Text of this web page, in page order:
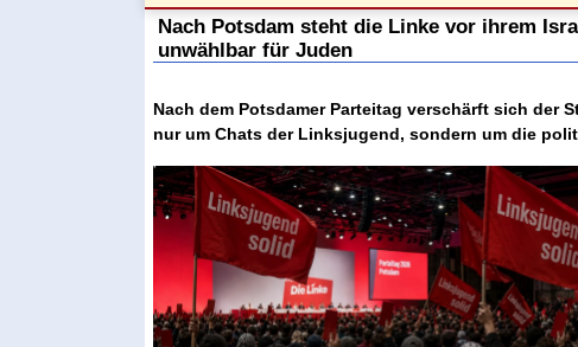
Nach Potsdam steht die Linke vor ihrem
unwählbar für Juden
Nach dem Potsdamer Parteitag verschärft sich der
nur um Chats der Linksjugend, sondern um die